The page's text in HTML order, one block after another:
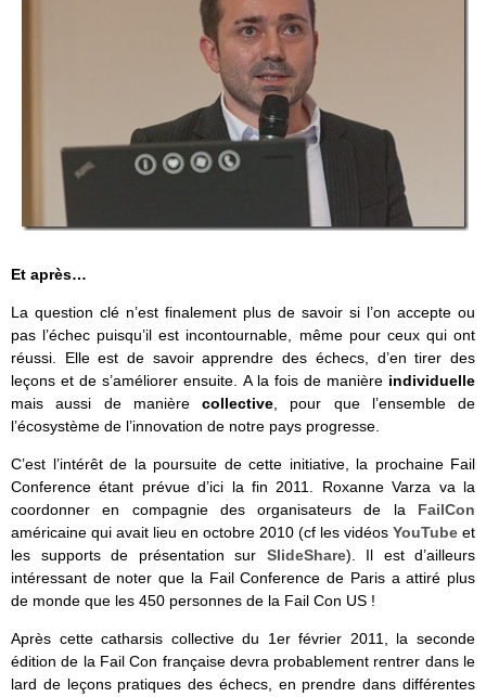
Et après…
La question clé n’est finalement plus de savoir si l’on accepte ou
pas l’échec puisqu’il est incontournable, même pour ceux qui ont
réussi. Elle est de savoir apprendre des échecs, d’en tirer des
leçons et de s’améliorer ensuite. A la fois de manière individuelle
mais aussi de manière collective, pour que l’ensemble de
l’écosystème de l’innovation de notre pays progresse.
C’est l’intérêt de la poursuite de cette initiative, la prochaine Fail
Conference étant prévue d’ici la fin 2011. Roxanne Varza va la
coordonner en compagnie des organisateurs de la FailCon
américaine qui avait lieu en octobre 2010 (cf les vidéos YouTube et
les supports de présentation sur SlideShare). Il est d’ailleurs
intéressant de noter que la Fail Conference de Paris a attiré plus
de monde que les 450 personnes de la Fail Con US !
Après cette catharsis collective du 1er février 2011, la seconde
édition de la Fail Con française devra probablement rentrer dans le
lard de leçons pratiques des échecs, en prendre dans différentes